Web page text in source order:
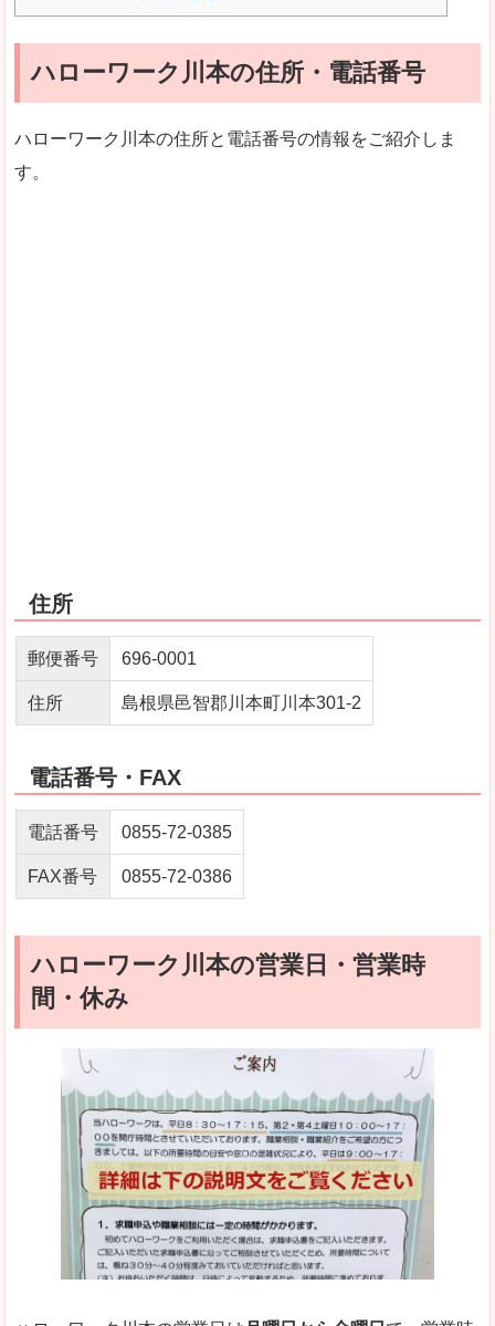
ハローワーク川本の住所・電話番号
ハローワーク川本の住所と電話番号の情報をご紹介しま
す。
住所
郵便番号 696-0001
住所 島根県邑智郡川本町川本301-2
電話番号・FAX
電話番号 0855-72-0385
FAX番号 0855-72-0386
ハローワーク川本の営業日・営業時
間・休み